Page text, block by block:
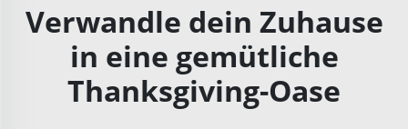
Verwandle dein Zuhause
in eine gemütliche
Thanksgiving-Oase